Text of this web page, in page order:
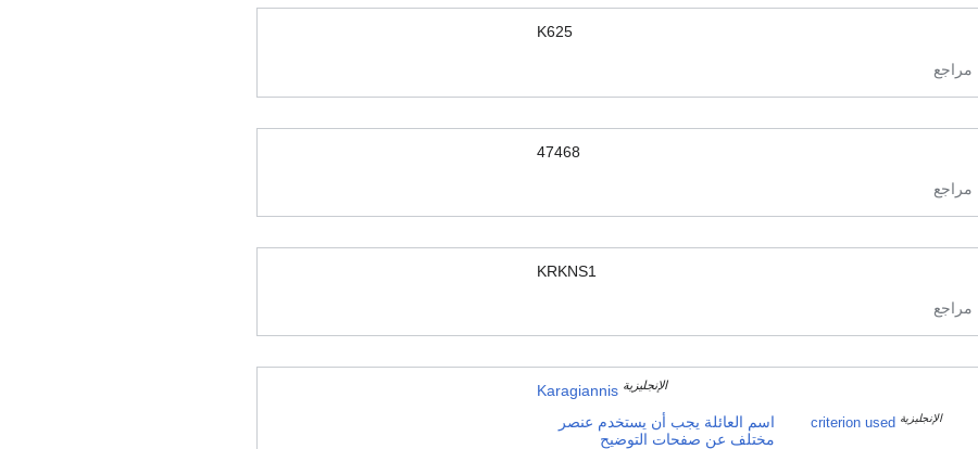
K625
47468
KRKNS1
Karagiannis الإنجليزية
criterion used الإنجليزية
اسم العائلة يجب أن يستخدم عنصر
مختلف عن صفحات التوضيح